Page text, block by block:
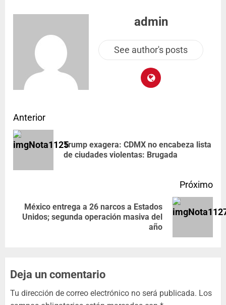
admin
See author's posts
Anterior
Trump exagera: CDMX no encabeza lista
de ciudades violentas: Brugada
Próximo
México entrega a 26 narcos a Estados
Unidos; segunda operación masiva del
año
Deja un comentario
Tu dirección de correo electrónico no será publicada. Los